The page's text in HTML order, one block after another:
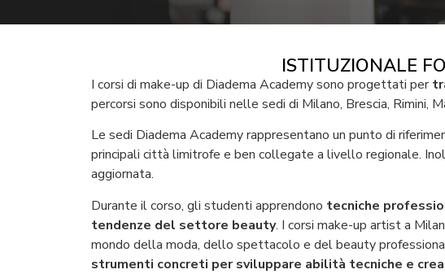
ISTITUZIONALE
I corsi di make-up di Diadema Academy sono progettati per
percorsi sono disponibili nelle sedi di Milano, Brescia, Rimini,
Le sedi Diadema Academy rappresentano un punto di
principali città limitrofe e ben collegate a livello regionale.
aggiornata.
Durante il corso, gli studenti apprendono tecniche
tendenze del settore beauty. I corsi make-up artist a
mondo della moda, dello spettacolo e del beauty
strumenti concreti per sviluppare abilità tecniche e